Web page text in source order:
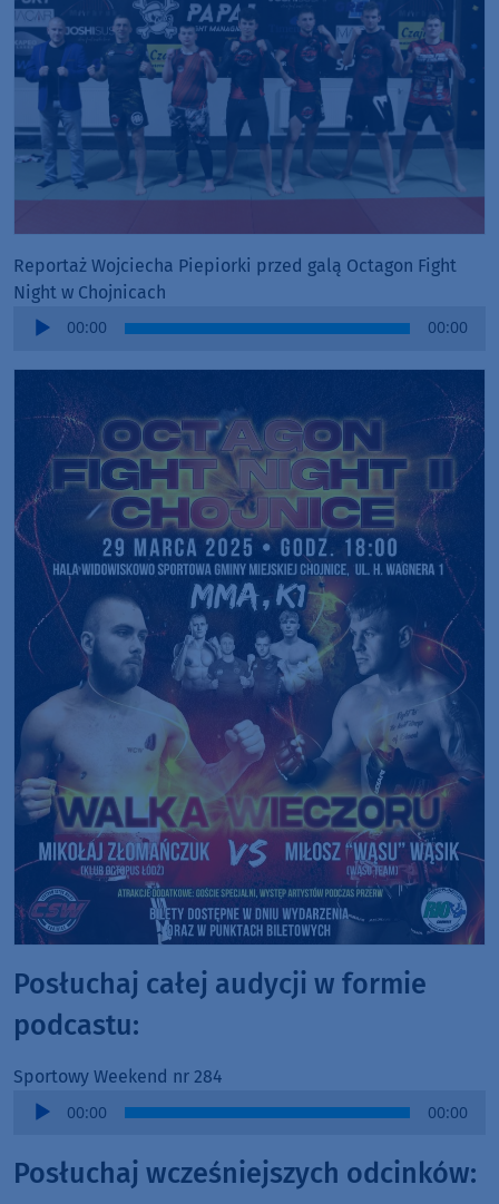
Reportaż Wojciecha Piepiorki przed galą Octagon Fight
Night w Chojnicach
Audio
00:00 00:00
Posłuchaj całej audycji w formie
podcastu:
Sportowy Weekend nr 284
Audio
00:00 00:00
Posłuchaj wcześniejszych odcinków: